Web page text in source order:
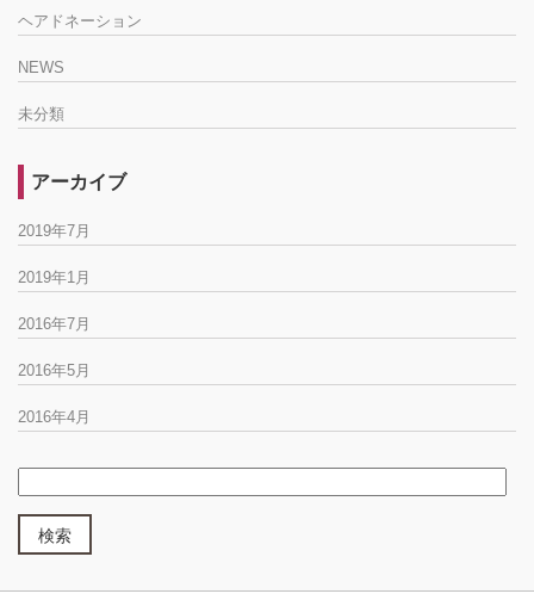
ヘアドネーション
NEWS
未分類
アーカイブ
2019年7月
2019年1月
2016年7月
2016年5月
2016年4月